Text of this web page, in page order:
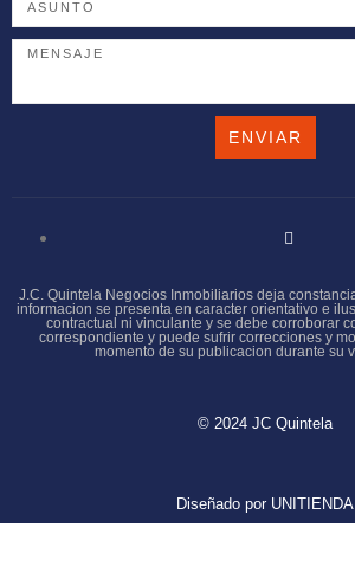
ENVIAR
J.C. Quintela Negocios Inmobiliarios deja
informacion se presenta en caracter orientativo e
contractual ni vinculante y se debe corroborar
correspondiente y puede sufrir correcciones y
momento de su publicacion durante su
© 2024 JC Quintela
Diseñado por UNITIENDA